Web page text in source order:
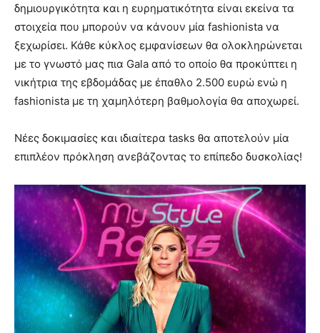
δημιουργικότητα και η ευρηματικότητα είναι εκείνα τα
στοιχεία που μπορούν να κάνουν μία fashionista να
ξεχωρίσει. Κάθε κύκλος εμφανίσεων θα ολοκληρώνεται
με το γνωστό μας πια Gala από το οποίο θα προκύπτει η
νικήτρια της εβδομάδας με έπαθλο 2.500 ευρώ ενώ η
fashionista με τη χαμηλότερη βαθμολογία θα αποχωρεί.
Νέες δοκιμασίες και ιδιαίτερα tasks θα αποτελούν μία
επιπλέον πρόκληση ανεβάζοντας το επίπεδο δυσκολίας!